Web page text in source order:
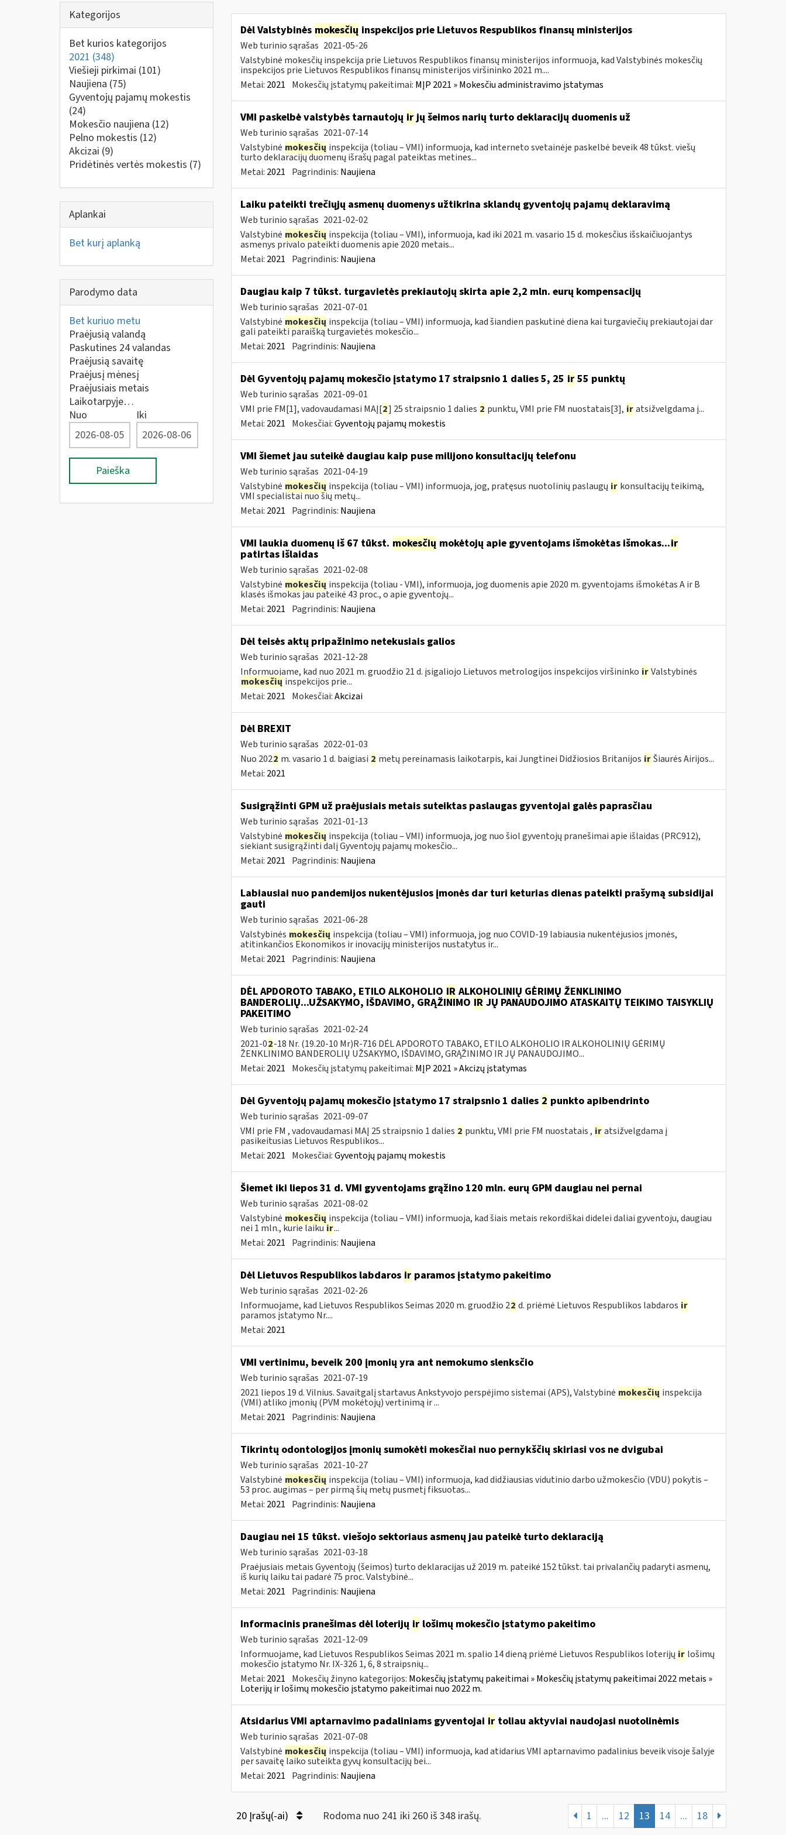
Kategorijos
Bet kurios kategorijos
2021 (348)
Viešieji pirkimai (101)
Naujiena (75)
Gyventojų pajamų mokestis
(24)
Mokesčio naujiena (12)
Pelno mokestis (12)
Akcizai (9)
Pridėtinės vertės mokestis (7)
Aplankai
Bet kurį aplanką
Parodymo data
Bet kuriuo metu
Praėjusią valandą
Paskutines 24 valandas
Praėjusią savaitę
Praėjusį mėnesį
Praėjusiais metais
Laikotarpyje…
Nuo
Iki
Paieška
Dėl Valstybinės mokesčių inspekcijos prie Lietuvos Respublikos finansų ministerijos
Web turinio sąrašas 2021-05-26
Valstybinė mokesčių inspekcija prie Lietuvos Respublikos finansų ministerijos informuoja, kad Valstybinės mokesčių
inspekcijos prie Lietuvos Respublikos finansų ministerijos viršininko 2021 m....
Metai: 2021 Mokesčių įstatymų pakeitimai: MĮP 2021 » Mokesčiu administravimo įstatymas
VMI paskelbė valstybės tarnautojų irjų šeimos narių turto deklaracijų duomenis už
Web turinio sąrašas 2021-07-14
Valstybinė mokesčių inspekcija (toliau – VMI) informuoja, kad interneto svetainėje paskelbė beveik 48 tūkst. viešų
turto deklaracijų duomenų išrašų pagal pateiktas metines...
Metai: 2021 Pagrindinis: Naujiena
Laiku pateikti trečiųjų asmenų duomenys užtikrina sklandų gyventojų pajamų deklaravimą
Web turinio sąrašas 2021-02-02
Valstybinė mokesčių inspekcija (toliau – VMI), informuoja, kad iki 2021 m. vasario 15 d. mokesčius išskaičiuojantys
asmenys privalo pateikti duomenis apie 2020 metais...
Metai: 2021 Pagrindinis: Naujiena
Daugiau kaip 7 tūkst. turgavietės prekiautojų skirta apie 2,2 mln. eurų kompensacijų
Web turinio sąrašas 2021-07-01
Valstybinė mokesčių inspekcija (toliau – VMI) informuoja, kad šiandien paskutinė diena kai turgaviečių prekiautojai dar
gali pateikti paraišką turgavietės mokesčio...
Metai: 2021 Pagrindinis: Naujiena
Dėl Gyventojų pajamų mokesčio įstatymo 17 straipsnio 1 dalies 5, 25 ir55 punktų
Web turinio sąrašas 2021-09-01
VMI prie FM[1], vadovaudamasi MAĮ[2] 25 straipsnio 1 dalies 2 punktu, VMI prie FM nuostatais[3], ir atsižvelgdama į...
Metai: 2021 Mokesčiai:Gyventojų pajamų mokestis
VMI šiemet jau suteikė daugiau kaip puse milijono konsultacijų telefonu
Web turinio sąrašas 2021-04-19
Valstybinė mokesčių inspekcija (toliau – VMI) informuoja, jog, pratęsus nuotolinių paslaugų ir konsultacijų teikimą,
VMI specialistai nuo šių metų...
Metai: 2021 Pagrindinis: Naujiena
VMI laukia duomenų iš 67 tūkst. mokesčių mokėtojų apie gyventojams išmokėtas išmokas...ir
patirtas išlaidas
Web turinio sąrašas 2021-02-08
Valstybinė mokesčių inspekcija (toliau - VMI), informuoja, jog duomenis apie 2020 m. gyventojams išmokėtas A ir B
klasės išmokas jau pateikė 43 proc., o apie gyventojų...
Metai: 2021 Pagrindinis: Naujiena
Dėl teisės aktų pripažinimo netekusiais galios
Web turinio sąrašas 2021-12-28
Informuojame, kad nuo 2021 m. gruodžio 21 d. įsigaliojo Lietuvos metrologijos inspekcijos viršininko ir Valstybinės
mokesčių inspekcijos prie...
Metai: 2021 Mokesčiai:Akcizai
Dėl BREXIT
Web turinio sąrašas 2022-01-03
Nuo 2022 m. vasario 1 d. baigiasi 2 metų pereinamasis laikotarpis, kai Jungtinei Didžiosios Britanijos ir Šiaurės Airijos...
Metai: 2021
Susigrąžinti GPM už praėjusiais metais suteiktas paslaugas gyventojai galės paprasčiau
Web turinio sąrašas 2021-01-13
Valstybinė mokesčių inspekcija (toliau – VMI) informuoja, jog nuo šiol gyventojų pranešimai apie išlaidas (PRC912),
siekiant susigrąžinti dalį Gyventojų pajamų mokesčio...
Metai: 2021 Pagrindinis: Naujiena
Labiausiai nuo pandemijos nukentėjusios įmonės dar turi keturias dienas pateikti prašymą subsidijai
gauti
Web turinio sąrašas 2021-06-28
Valstybinės mokesčių inspekcija (toliau – VMI) informuoja, jog nuo COVID-19 labiausia nukentėjusios įmonės,
atitinkančios Ekonomikos ir inovacijų ministerijos nustatytus ir...
Metai: 2021 Pagrindinis: Naujiena
DĖL APDOROTO TABAKO, ETILO ALKOHOLIO IR ALKOHOLINIŲ GĖRIMŲ ŽENKLINIMO
BANDEROLIŲ...UŽSAKYMO, IŠDAVIMO, GRĄŽINIMO IR JŲ PANAUDOJIMO ATASKAITŲ TEIKIMO TAISYKLIŲ
PAKEITIMO
Web turinio sąrašas 2021-02-24
2021-02-18 Nr. (19.20-10 Mr)R-716 DĖL APDOROTO TABAKO, ETILO ALKOHOLIO IR ALKOHOLINIŲ GĖRIMŲ
ŽENKLINIMO BANDEROLIŲ UŽSAKYMO, IŠDAVIMO, GRĄŽINIMO IR JŲ PANAUDOJIMO...
Metai: 2021 Mokesčių įstatymų pakeitimai: MĮP 2021 » Akcizų įstatymas
Dėl Gyventojų pajamų mokesčio įstatymo 17 straipsnio 1 dalies 2 punkto apibendrinto
Web turinio sąrašas 2021-09-07
VMI prie FM , vadovaudamasi MAĮ 25 straipsnio 1 dalies 2 punktu, VMI prie FM nuostatais , ir atsižvelgdama į
pasikeitusias Lietuvos Respublikos...
Metai: 2021 Mokesčiai:Gyventojų pajamų mokestis
Šiemet iki liepos 31 d. VMI gyventojams grąžino 120 mln. eurų GPM daugiau nei pernai
Web turinio sąrašas 2021-08-02
Valstybinė mokesčių inspekcija (toliau – VMI) informuoja, kad šiais metais rekordiškai didelei daliai gyventoju, daugiau
nei 1 mln., kurie laikuir...
Metai: 2021 Pagrindinis: Naujiena
Dėl Lietuvos Respublikos labdaros irparamos įstatymo pakeitimo
Web turinio sąrašas 2021-02-26
Informuojame, kad Lietuvos Respublikos Seimas 2020 m. gruodžio 22 d. priėmė Lietuvos Respublikos labdaros ir
paramos įstatymo Nr....
Metai: 2021
VMI vertinimu, beveik 200 įmonių yra ant nemokumo slenksčio
Web turinio sąrašas 2021-07-19
2021 liepos 19 d. Vilnius. Savaitgalį startavus Ankstyvojo perspėjimo sistemai (APS), Valstybinė mokesčių inspekcija
(VMI) atliko įmonių (PVM mokėtojų) vertinimą ir ...
Metai: 2021 Pagrindinis: Naujiena
Tikrintų odontologijos įmonių sumokėti mokesčiai nuo pernykščių skiriasi vos ne dvigubai
Web turinio sąrašas 2021-10-27
Valstybinė mokesčių inspekcija (toliau – VMI) informuoja, kad didžiausias vidutinio darbo užmokesčio (VDU) pokytis –
53 proc. augimas – per pirmą šių metų pusmetį fiksuotas...
Metai: 2021 Pagrindinis: Naujiena
Daugiau nei 15 tūkst. viešojo sektoriaus asmenų jau pateikė turto deklaraciją
Web turinio sąrašas 2021-03-18
Praėjusiais metais Gyventojų (šeimos) turto deklaracijas už 2019 m. pateikė 152 tūkst. tai privalančių padaryti asmenų,
iš kurių laiku tai padarė 75 proc. Valstybinė...
Metai: 2021 Pagrindinis: Naujiena
Informacinis pranešimas dėl loterijų irlošimų mokesčio įstatymo pakeitimo
Web turinio sąrašas 2021-12-09
Informuojame, kad Lietuvos Respublikos Seimas 2021 m. spalio 14 dieną priėmė Lietuvos Respublikos loterijų ir lošimų
mokesčio įstatymo Nr. IX-326 1, 6, 8 straipsnių...
Metai: 2021 Mokesčių žinyno kategorijos: Mokesčių įstatymų pakeitimai » Mokesčių įstatymų pakeitimai 2022 metais »
Loterijų ir lošimų mokesčio įstatymo pakeitimai nuo 2022 m.
Atsidarius VMI aptarnavimo padaliniams gyventojai irtoliau aktyviai naudojasi nuotolinėmis
Web turinio sąrašas 2021-07-08
Valstybinė mokesčių inspekcija (toliau – VMI) informuoja, kad atidarius VMI aptarnavimo padalinius beveik visoje šalyje
per savaitę laiko suteikta gyvų konsultacijų bei...
Metai: 2021 Pagrindinis: Naujiena
20 Įrašų(-ai) Rodoma nuo 241 iki 260 iš 348 irašų. 1 ... 12 13 14 ... 18